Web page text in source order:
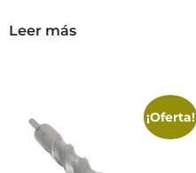
Leer más
¡Oferta!